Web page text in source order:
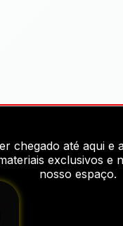
chegado até aqui e
exclusivos e
nosso espaço.